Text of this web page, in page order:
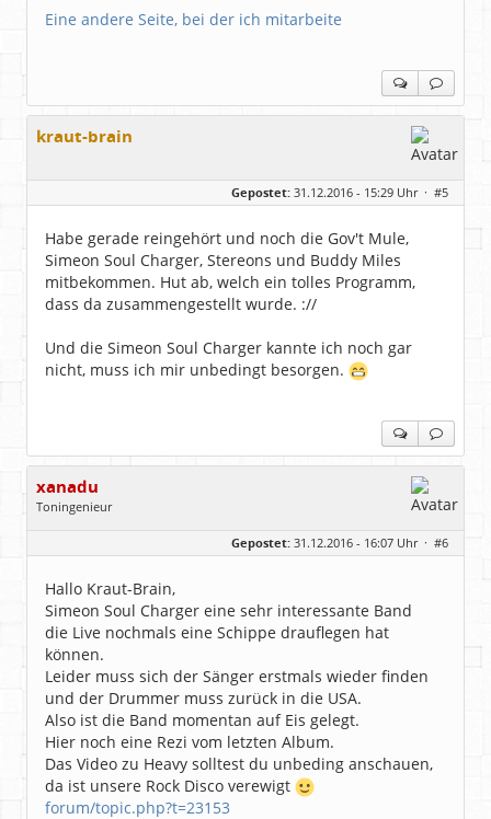
Eine andere Seite, bei der ich mitarbeite
kraut-brain
Gepostet: 31.12.2016 - 15:29 Uhr · #5
Habe gerade reingehört und noch die Gov't Mule,
Simeon Soul Charger, Stereons und Buddy Miles
mitbekommen. Hut ab, welch ein tolles Programm,
dass da zusammengestellt wurde. ://
Und die Simeon Soul Charger kannte ich noch gar
nicht, muss ich mir unbedingt besorgen.
xanadu
Toningenieur
Rain am Lech (Bayern)
Alter:
54
Beiträge:
6540
Dabei seit:
05 / 2006
Gepostet: 31.12.2016 - 16:07 Uhr · #6
Hallo Kraut-Brain,
Simeon Soul Charger eine sehr interessante Band
die Live nochmals eine Schippe drauflegen hat
können.
Leider muss sich der Sänger erstmals wieder finden
und der Drummer muss zurück in die USA.
Also ist die Band momentan auf Eis gelegt.
Hier noch eine Rezi vom letzten Album.
Das Video zu Heavy solltest du unbeding anschauen,
da ist unsere Rock Disco verewigt
forum/topic.php?t=23153